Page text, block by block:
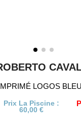
LOGOS
Prix La Piscine :
60,00 €